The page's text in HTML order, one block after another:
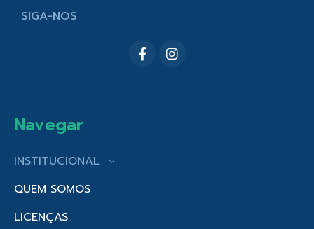
SIGA-NOS
Navegar
INSTITUCIONAL
QUEM SOMOS
LICENÇAS